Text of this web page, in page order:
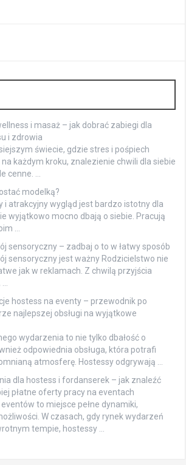
i masaż – jak dobrać zabiegi dla
i zdrowia
świecie, gdzie stres i pośpiech
każdym kroku, znalezienie chwili dla siebie
cenne. …
modelką?
i atrakcyjny wygląd jest bardzo istotny dla
wyjątkowo mocno dbają o siebie. Pracują
…
sensoryczny – zadbaj o to w łatwy sposób
sensoryczny jest ważny Rodzicielstwo nie
jak w reklamach. Z chwilą przyjścia
hostess na eventy – przewodnik po
najlepszej obsługi na wyjątkowe
wydarzenia to nie tylko dbałość o
odpowiednia obsługa, która potrafi
atmosferę. Hostessy odgrywają …
dla hostess i fordanserek – jak znaleźć
płatne oferty pracy na eventach
to miejsce pełne dynamiki,
W czasach, gdy rynek wydarzeń
tempie, hostessy …